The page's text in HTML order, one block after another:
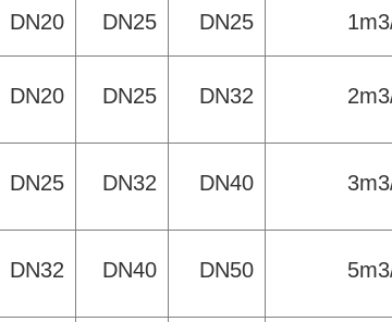
DN25
DN25
DN20
DN32
DN25
DN20
DN40
DN32
DN25
DN50
DN40
DN32